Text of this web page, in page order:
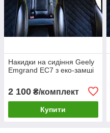
Накидки на сидіння Geely
Emgrand ЕС7 з еко-замші
2 100 ₴/комплект
Купити